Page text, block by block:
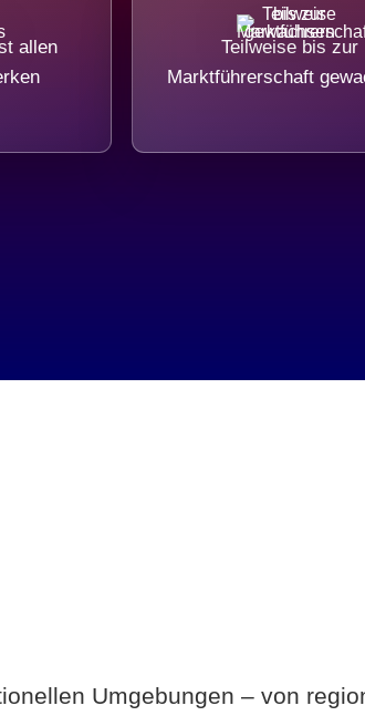
allen
Teilweise bis zur
Marktführerschaft
Umgebungen – von